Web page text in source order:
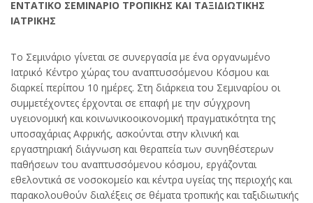
ΕΝΤΑΤΙΚΟ ΣΕΜΙΝΑΡΙΟ ΤΡΟΠΙΚΗΣ ΚΑΙ ΤΑΞΙΔΙΩΤΙΚΗΣ
ΙΑΤΡΙΚΗΣ
Το Σεμινάριο γίνεται σε συνεργασία με ένα οργανωμένο
Ιατρικό Κέντρο χώρας του αναπτυσσόμενου Κόσμου και
διαρκεί περίπου 10 ημέρες. Στη διάρκεια του Σεμιναρίου οι
συμμετέχοντες έρχονται σε επαφή με την σύγχρονη
υγειονομική και κοινωνικοοικονομική πραγματικότητα της
υποσαχάριας Αφρικής, ασκούνται στην κλινική και
εργαστηριακή διάγνωση και θεραπεία των συνηθέστερων
παθήσεων του αναπτυσσόμενου κόσμου, εργάζονται
εθελοντικά σε νοσοκομείο και κέντρα υγείας της περιοχής και
παρακολουθούν διαλέξεις σε θέματα τροπικής και ταξιδιωτικής